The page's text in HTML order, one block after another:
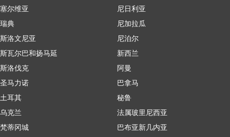
塞尔维亚
瑞典
斯洛文尼亚
斯瓦尔巴和扬马延
斯洛伐克
圣马力诺
土耳其
乌克兰
梵蒂冈城
尼日利亚
尼加拉瓜
尼泊尔
新西兰
阿曼
巴拿马
秘鲁
法属玻里尼西亚
巴布亚新几内亚